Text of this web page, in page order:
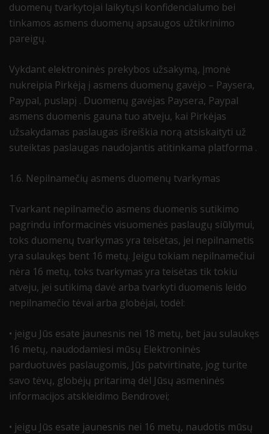
duomenų tvarkytojai laikytųsi konfidencialumo bei
tinkamos asmens duomenų apsaugos užtikrinimo
pareigų.
Vykdant elektroninės prekybos užsakymą, Įmonė
nukreipia Pirkėją į asmens duomenų gavėjo – Paysera,
Paypal, puslapį . Duomenų gavėjas Paysera, Paypal
asmens duomenis gauna tuo atveju, kai Pirkėjas
užsakydamas paslaugas išreiškia norą atsiskaityti už
suteiktas paslaugas naudojantis atitinkama platforma .
1.6. Nepilnamečių asmens duomenų tvarkymas
Tvarkant nepilnamečio asmens duomenis sutikimo
pagrindu informacinės visuomenės paslaugų siūlymui,
toks duomenų tvarkymas yra teisėtas, jei nepilnametis
yra sulaukęs bent 16 metų. Jeigu tokiam nepilnamečiui
nėra 16 metų, toks tvarkymas yra teisėtas tik tokiu
atveju, jei sutikimą davė arba tvarkyti duomenis leido
nepilnamečio tėvai arba globėjai, todėl:
• jeigu Jūs esate jaunesnis nei 18 metų, bet jau sulaukęs
16 metų, naudodamiesi mūsų Elektroninės
parduotuvės paslaugomis, Jūs patvirtinate, jog turite
savo tėvų, globėjų pritarimą dėl Jūsų asmeninės
informacijos atskleidimo Bendrovei;
• jeigu Jūs esate jaunesnis nei 16 metų, naudotis mūsų